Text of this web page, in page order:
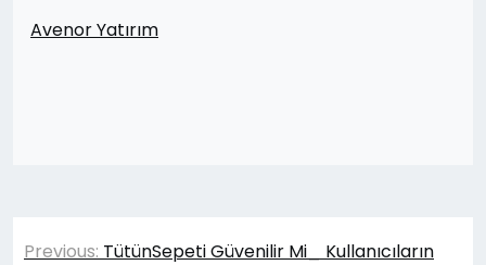
Avenor Yatırım
Yazı
Previous: TütünSepeti Güvenilir Mi_ Kullanıcıların